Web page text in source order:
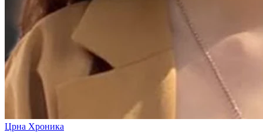
Црна Хроника